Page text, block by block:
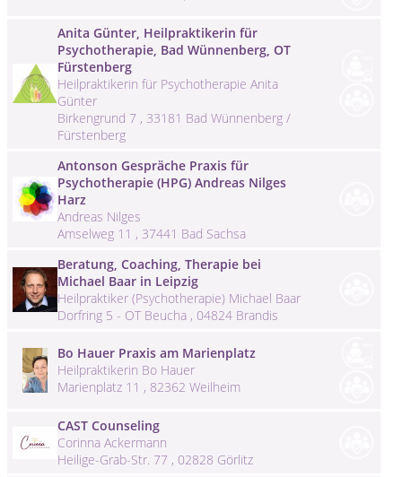
Anita Günter, Heilpraktikerin für
Psychotherapie, Bad Wünnenberg, OT
Fürstenberg
Heilpraktikerin für Psychotherapie Anita
Günter
Birkengrund 7 , 33181 Bad Wünnenberg /
Fürstenberg
Antonson Gespräche Praxis für
Psychotherapie (HPG) Andreas Nilges
Harz
Andreas Nilges
Amselweg 11 , 37441 Bad Sachsa
Beratung, Coaching, Therapie bei
Michael Baar in Leipzig
Heilpraktiker (Psychotherapie) Michael Baar
Dorfring 5 - OT Beucha , 04824 Brandis
Bo Hauer Praxis am Marienplatz
Heilpraktikerin Bo Hauer
Marienplatz 11 , 82362 Weilheim
CAST Counseling
Corinna Ackermann
Heilige-Grab-Str. 77 , 02828 Görlitz